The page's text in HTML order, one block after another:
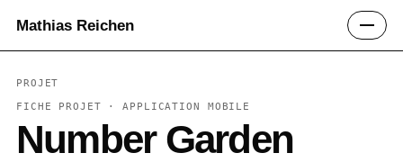
Mathias Reichen
PROJET
FICHE PROJET ·APPLICATION MOBILE
Number Garden